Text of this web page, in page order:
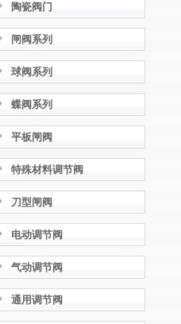
陶瓷阀门
闸阀系列
球阀系列
蝶阀系列
平板闸阀
特殊材料调节阀
刀型闸阀
电动调节阀
气动调节阀
通用调节阀